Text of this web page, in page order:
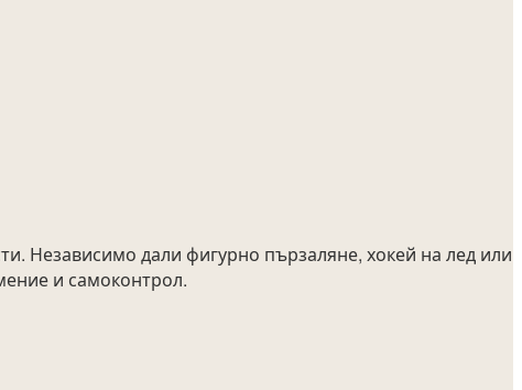
Независимо дали фигурно пързаляне, хокей на лед или
и самоконтрол.